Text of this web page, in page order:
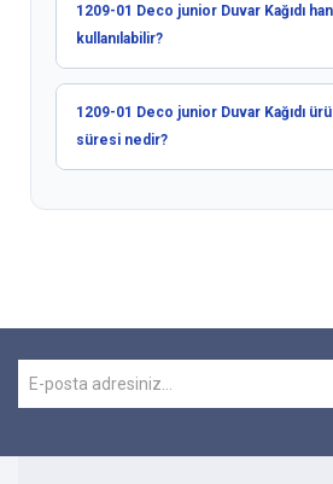
1209-01 Deco junior Duvar Kağıdı
kullanılabilir?
1209-01 Deco junior Duvar Kağıdı
süresi nedir?